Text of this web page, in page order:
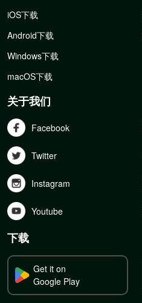
iOS下载
Android下载
Windows下载
macOS下载
关于我们
Facebook
Twitter
Instagram
Youtube
下载
Get it on
Google Play